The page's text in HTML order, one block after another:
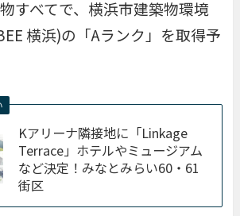
すべてで、横浜市建築物環境
横浜)の「Aランク」を取得予
Kアリーナ隣接地に「Linkage
Terrace」ホテルやミュージアム
など決定！みなとみらい60・61
街区